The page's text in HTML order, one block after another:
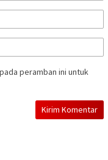
peramban ini untuk